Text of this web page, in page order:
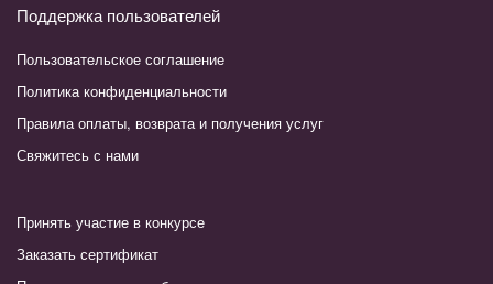
Поддержка пользователей
Пользовательское соглашение
Политика конфиденциальности
Правила оплаты, возврата и получения услуг
Свяжитесь с нами
Принять участие в конкурсе
Заказать сертификат